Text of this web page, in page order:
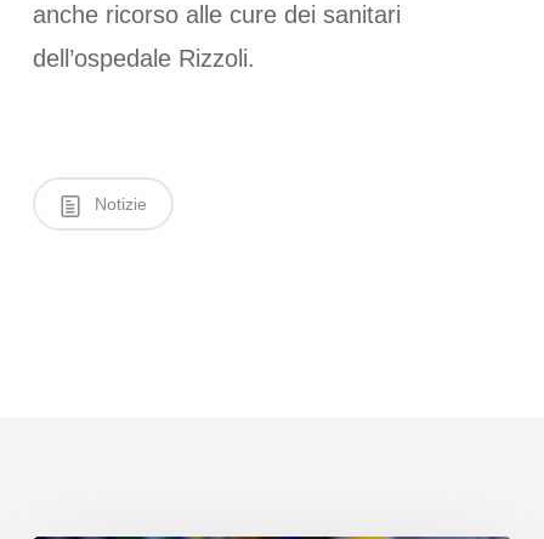
anche ricorso alle cure dei sanitari
dell’ospedale Rizzoli.
Notizie